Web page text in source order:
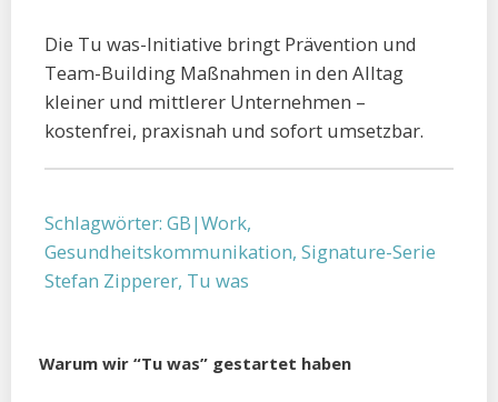
Die Tu was-Initiative bringt Prävention und
Team-Building Maßnahmen in den Alltag
kleiner und mittlerer Unternehmen –
kostenfrei, praxisnah und sofort umsetzbar.
Schlagwörter: GB|Work,
Gesundheitskommunikation, Signature-Serie
Stefan Zipperer, Tu was
Warum wir “Tu was” gestartet haben